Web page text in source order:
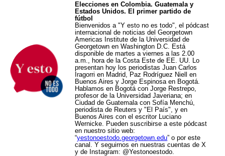
Elecciones en Colombia. Guatemala y
Estados Unidos. El primer partido de
fútbol
Bienvenidos a "Y esto no es todo", el pódcast
internacional de noticias del Georgetown
Americas Institute de la Universidad de
Georgetown en Washington D.C. Está
disponible de martes a viernes a las 2.00
a.m., hora de la Costa Este de EE. UU. Lo
presentan hoy los periodistas Juan Carlos
Iragorri en Madrid, Paz Rodríguez Niell en
Buenos Aires y Jorge Espinosa en Bogotá.
Hablamos en Bogotá con Jorge Restrepo,
profesor de la Universidad Javeriana; en
Ciudad de Guatemala con Sofía Menchú,
periodista de Reuters y "El País", y en
Buenos Aires con el escritor Luciano
Wernicke. Pueden suscribirse a este pódcast
en nuestro sitio web:
“yestonoestodo.georgetown.edu” o por este
canal. Y seguirnos en nuestras cuentas de X
y de Instagram: @Yestonoestodo.